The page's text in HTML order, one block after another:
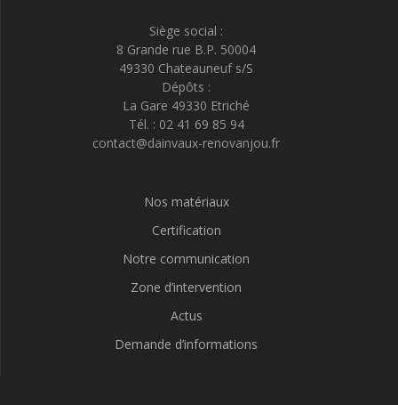
Siège social :
8 Grande rue B.P. 50004
49330 Chateauneuf s/S
Dépôts :
La Gare 49330 Etriché
Tél. : 02 41 69 85 94
contact@dainvaux-renovanjou.fr
Nos matériaux
Certification
Notre communication
Zone d’intervention
Actus
Demande d’informations